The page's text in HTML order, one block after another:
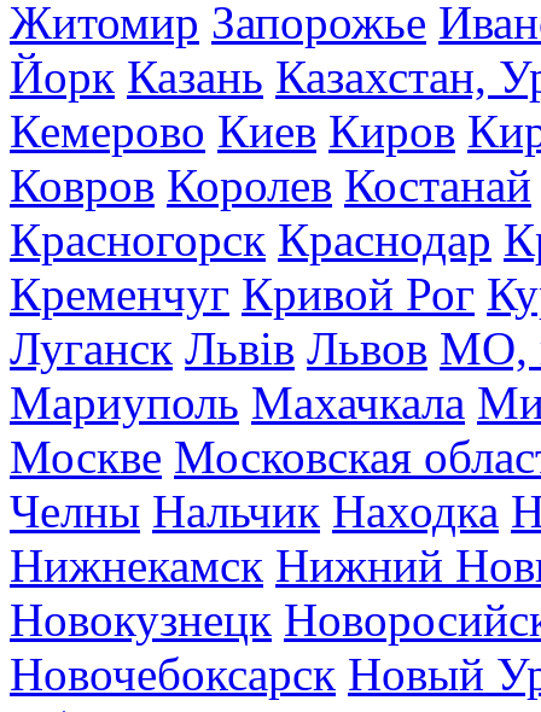
Житомир Запорожье
Йорк Казань Казахстан,
Кемерово Киев Киров
Ковров Королев Костанай
Красногорск Краснодар
Кременчуг Кривой Рог
Луганск Львів Львов МО,
Мариуполь Махачкала
Москве Московская
Челны Нальчик Находка
Нижнекамск Нижний
Новокузнецк
Новочебоксарск Новый